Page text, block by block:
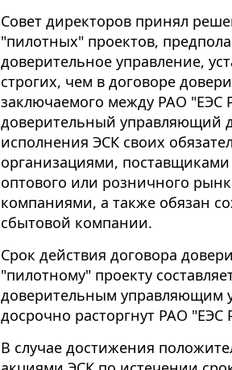
Совет директоров принял
"пилотных" проектов,
доверительное управление,
строгих, чем в договоре
заключаемого между РАО "ЕЭС
доверительный управляющий
исполнения ЭСК своих
организациями,
оптового или розничного
компаниями, а также обязан
сбытовой компании.
Срок действия договора
"пилотному" проекту
доверительным управляющим
досрочно расторгнут РАО
В случае достижения